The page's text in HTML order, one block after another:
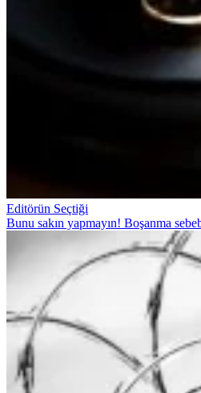
Editörün Seçtiği
Bunu sakın yapmayın! Boşanma